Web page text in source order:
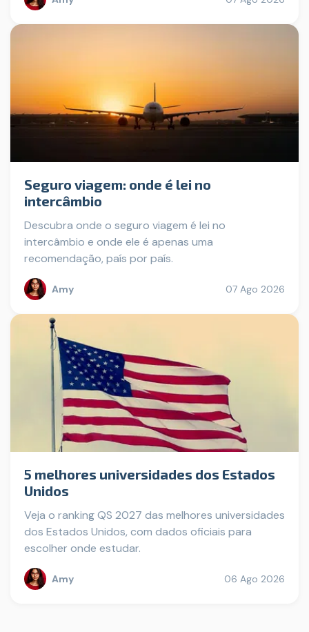
Seguro viagem: onde é lei no
intercâmbio
Descubra onde o seguro viagem é lei no
intercâmbio e onde ele é apenas uma
recomendação, país por país.
Amy 07 Ago 2026
5 melhores universidades dos Estados
Unidos
Veja o ranking QS 2027 das melhores universidades
dos Estados Unidos, com dados oficiais para
escolher onde estudar.
Amy 06 Ago 2026